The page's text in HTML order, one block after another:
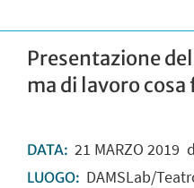
Presentazione
ma di lavoro cosa
DATA: 21 MARZO 2019
LUOGO: DAMSLab/